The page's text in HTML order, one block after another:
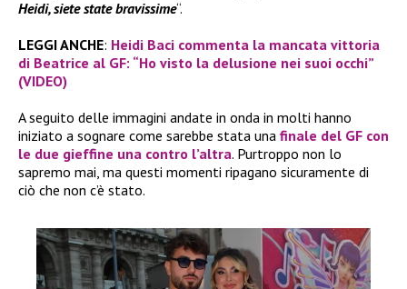
Heidi, siete state bravissime“.
LEGGI ANCHE: Heidi Baci commenta la mancata vittoria
di Beatrice al GF: “Ho visto la delusione nei suoi occhi”
(VIDEO)
A seguito delle immagini andate in onda in molti hanno
iniziato a sognare come sarebbe stata una finale del GF con
le due gieffine una contro l’altra. Purtroppo non lo
sapremo mai, ma questi momenti ripagano sicuramente di
ciò che non c’è stato.